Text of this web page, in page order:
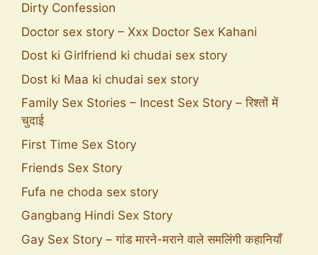
Dirty Confession
Doctor sex story – Xxx Doctor Sex Kahani
Dost ki Girlfriend ki chudai sex story
Dost ki Maa ki chudai sex story
Family Sex Stories – Incest Sex Story – रिश्तों में
चुदाई
First Time Sex Story
Friends Sex Story
Fufa ne choda sex story
Gangbang Hindi Sex Story
Gay Sex Story – गांड मारने-मराने वाले समलिंगी कहानियाँ